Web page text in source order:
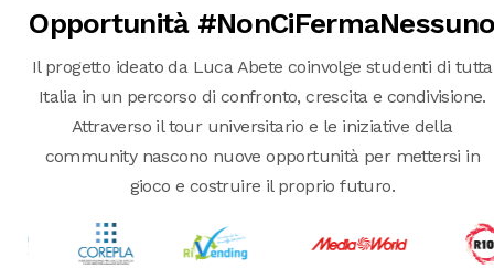
Opportunità
Il progetto ideato da Luca Abete coinvolge studenti di tutta
Italia in un percorso di confronto, crescita e condivisione.
Attraverso il tour universitario e le iniziative della
community nascono nuove opportunità per mettersi in
gioco e costruire il proprio futuro.